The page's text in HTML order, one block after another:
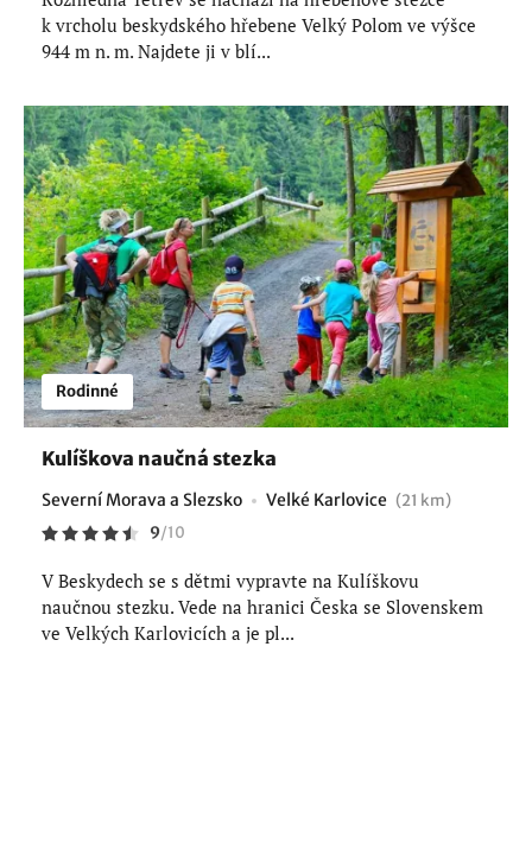
k vrcholu beskydského hřebene Velký Polom ve výšce
944 m n. m. Najdete ji v blí...
Rodinné
Kulíškova naučná stezka
Severní Morava a Slezsko Velké Karlovice (21 km)
9/10
V Beskydech se s dětmi vypravte na Kulíškovu
naučnou stezku. Vede na hranici Česka se Slovenskem
ve Velkých Karlovicích a je pl...